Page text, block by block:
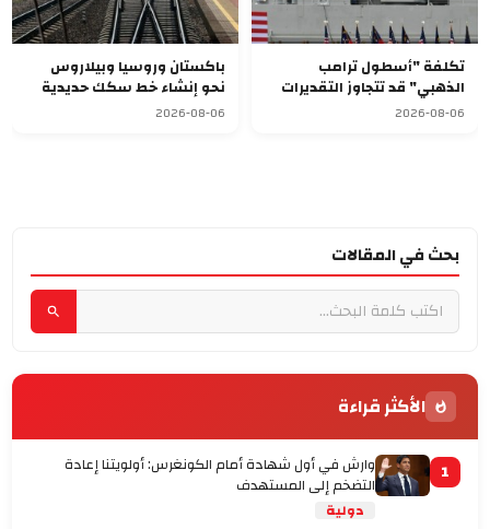
تكلفة "أسطول ترامب
الذهبي" قد تتجاوز التقديرات
وتصل إلى 275 مليار دولار
2026-08-06
باكستان وروسيا وبيلاروس
نحو إنشاء خط سكك حديدية
للشحن
2026-08-06
بحث في المقالات
الأكثر قراءة
1 وارش في أول شهادة أمام الكونغرس: أولويتنا إعادة
التضخم إلى المستهدف
دولية